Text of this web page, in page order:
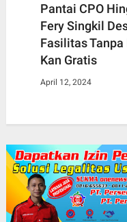
Pantai CPO
Fery Singkil
Fasilitas
Kan Gratis
April 12, 2024